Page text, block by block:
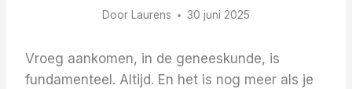
Door Laurens 30 juni 2025
Vroeg aankomen, in de geneeskunde, is
fundamenteel. Altijd. En het is nog meer als je